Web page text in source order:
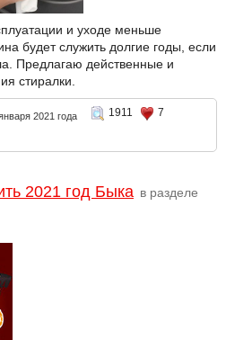
и уходе меньше
будет служить долгие годы, если
Предлагаю действенные и
стиралки.
2021 года 1911
7
2021 год Быка в разделе